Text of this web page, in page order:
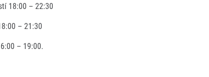
18:00 – 22:30
– 21:30
– 19:00.